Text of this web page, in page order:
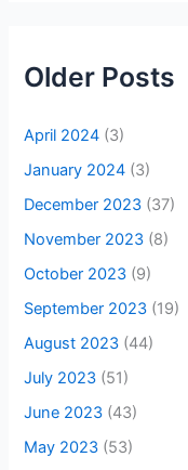
Older Posts
April 2024 (3)
January 2024 (3)
December 2023 (37)
November 2023 (8)
October 2023 (9)
September 2023 (19)
August 2023 (44)
July 2023 (51)
June 2023 (43)
May 2023 (53)